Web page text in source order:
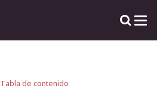
Tabla de contenido